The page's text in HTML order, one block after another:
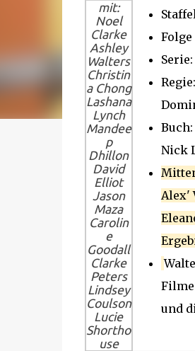
mit:
Noel
Clarke
Ashley
Walters
Christin
a Chong
Lashana
Lynch
Mandee
p
Dhillon
David
Elliot
Jason
Maza
Carolin
e
Goodall
Clarke
Peters
Lindsey
Coulson
Lucie
Shortho
use
Folge
Regie:
Buch:
Nick
Alex'
und